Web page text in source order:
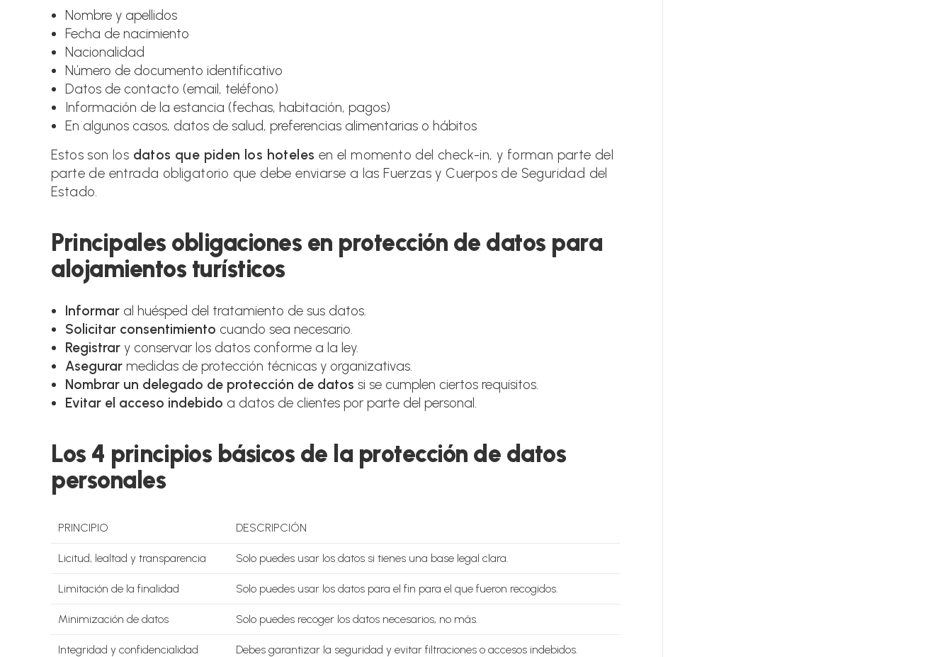
Nombre y apellidos
Fecha de nacimiento
Nacionalidad
Número de documento identificativo
Datos de contacto (email, teléfono)
Información de la estancia (fechas, habitación, pagos)
En algunos casos, datos de salud, preferencias alimentarias o hábitos
Estos son los datos que piden los hoteles en el momento del check-in, y forman parte del
parte de entrada obligatorio que debe enviarse a las Fuerzas y Cuerpos de Seguridad del
Estado.
Principales obligaciones en protección de datos para
alojamientos turísticos
Informar al huésped del tratamiento de sus datos.
Solicitar consentimiento cuando sea necesario.
Registrar y conservar los datos conforme a la ley.
Asegurar medidas de protección técnicas y organizativas.
Nombrar un delegado de protección de datos si se cumplen ciertos requisitos.
Evitar el acceso indebido a datos de clientes por parte del personal.
Los 4 principios básicos de la protección de datos
personales
PRINCIPIO DESCRIPCIÓN
Licitud, lealtad y transparencia Solo puedes usar los datos si tienes una base legal clara.
Limitación de la finalidad Solo puedes usar los datos para el fin para el que fueron recogidos.
Minimización de datos Solo puedes recoger los datos necesarios, no más.
Integridad y confidencialidad Debes garantizar la seguridad y evitar filtraciones o accesos indebidos.